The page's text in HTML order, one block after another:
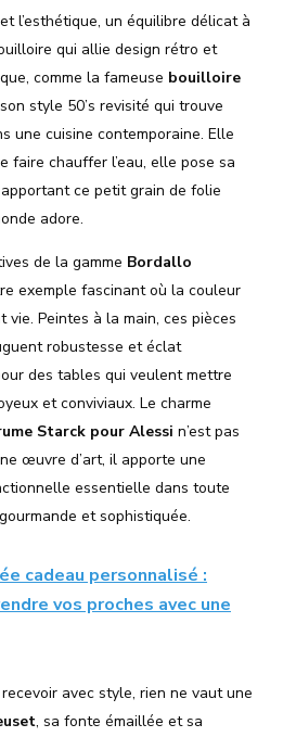
l’esthétique, un équilibre délicat à
qui allie design rétro et
comme la fameuse bouilloire
style 50’s revisité qui trouve
une cuisine contemporaine. Elle
faire chauffer l’eau, elle pose sa
ce petit grain de folie
adore.
de la gamme Bordallo
exemple fascinant où la couleur
Peintes à la main, ces pièces
robustesse et éclat
des tables qui veulent mettre
et conviviaux. Le charme
Starck pour Alessi n’est pas
œuvre d’art, il apporte une
essentielle dans toute
et sophistiquée.
cadeau personnalisé :
vos proches avec une
avec style, rien ne vaut une
, sa fonte émaillée et sa